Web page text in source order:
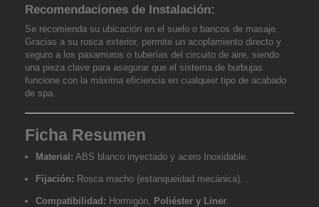
Recomendaciones de Instalación:
Se recomienda su ubicación en el suelo o bancos de masaje.
Gracias a su rosca exterior, permite un acoplamiento directo y
seguro a los pasamuros o tuberías del circuito de aire, siendo
una pieza clave para asegurar que el sistema de burbujas
funcione con la máxima eficiencia en cualquier tipo de acabado
de spa.
Ficha Resumen
Material: ABS blanco inyectado y acero Inoxidable.
Fijación: Rosca macho (estanqueidad mecánica).
Compatibilidad: Hormigón, Poliéster y Liner.